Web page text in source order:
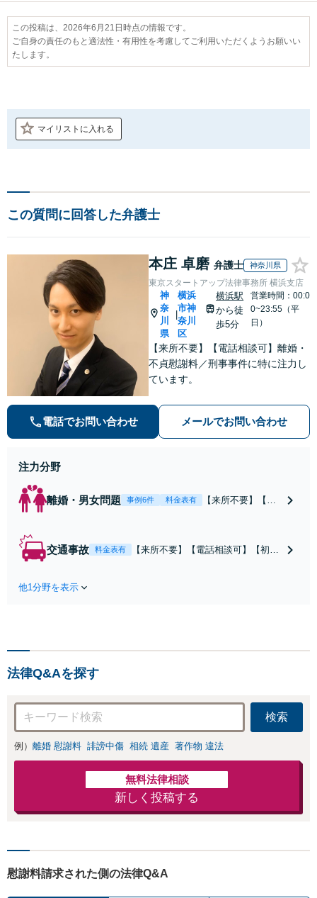
この投稿は、2026年6月21日時点の情報です。
ご自身の責任のもと適法性・有用性を考慮してご利用いただくようお願いい
たします。
マイリストに入れる
この質問に回答した弁護士
本庄 卓磨 弁護士 神奈川県
東京スタートアップ法律事務所 横浜支店
神
奈
川
県
横浜
市神
奈川
区
横浜駅
から徒
歩5分
営業時間：00:0
0~23:55（平
日）
【来所不要】【電話相談可】離婚・
不貞慰謝料／刑事事件に特に注力し
ています。
電話でお問い合わせ メールでお問い合わせ
注力分野
離婚・男女問題 事例6件 料金表有
【来所不要】【電
争点を整理し、見
交通事故 料金表有
【来所不要】【電話相談可】【初回
他1分野を表示
法律Q&Aを探す
検索
例） 離婚 慰謝料 誹謗中傷 相続 遺産 著作物 違法
無料法律相談
新しく投稿する
慰謝料請求された側の法律Q&A